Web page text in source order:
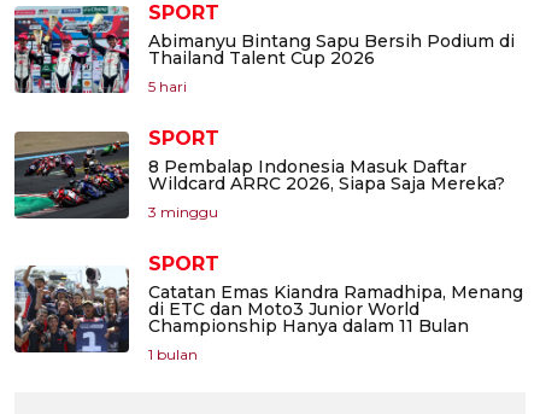
SPORT
Abimanyu Bintang Sapu Bersih Podium di
Thailand Talent Cup 2026
5 hari
SPORT
8 Pembalap Indonesia Masuk Daftar
Wildcard ARRC 2026, Siapa Saja Mereka?
3 minggu
SPORT
Catatan Emas Kiandra Ramadhipa, Menang
di ETC dan Moto3 Junior World
Championship Hanya dalam 11 Bulan
1 bulan